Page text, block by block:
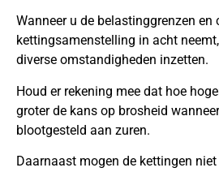
Wanneer u de belastinggrenzen
kettingsamenstelling in acht
diverse omstandigheden inzetten.
Houd er rekening mee dat hoe
groter de kans op brosheid
blootgesteld aan zuren.
Daarnaast mogen de kettingen